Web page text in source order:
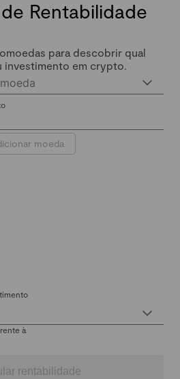
Rentabilidade
para descobrir qual
em crypto.
moeda
à
rentabilidade